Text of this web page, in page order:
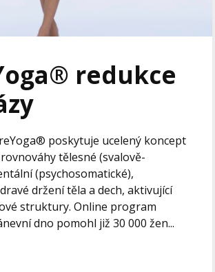
redukce
poskytuje ucelený koncept
tělesné (svalově-
(psychosomatické),
držení těla a dech, aktivující
struktury. Online program
dno pomohl již 30 000 žen...